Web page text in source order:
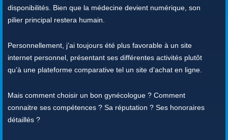
disponibilités. Bien que la médecine devient numérique, son
pilier principal restera humain.
Personnellement, j’ai toujours été plus favorable à un site
internet personnel, présentant ses différentes activités plutôt
qu’à une plateforme comparative tel un site d’achat en ligne.
Mais comment choisir un bon gynécologue ? Comment
connaitre ses compétences ? Sa réputation ? Ses honoraires
détaillés ?